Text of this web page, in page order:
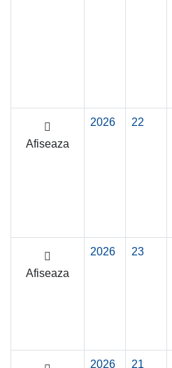
Afiseaza
2026 22
Afiseaza
2026 23
2026 21